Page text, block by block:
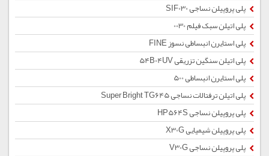
پلی پروپیلن نساجی SIF030
پلی اتیلن سبک فیلم 0030
پلی استایرن انبساطی نسوز FINE
پلی اتیلن سنگین تزریقی 54B04UV
پلی استایرن انبساطی 500
پلی اتیلن ترفتالات نساجی Super Bright TG645
پلی پروپیلن نساجی HP564S
پلی پروپیلن شیمیایی X30G
پلی پروپیلن نساجی V30G